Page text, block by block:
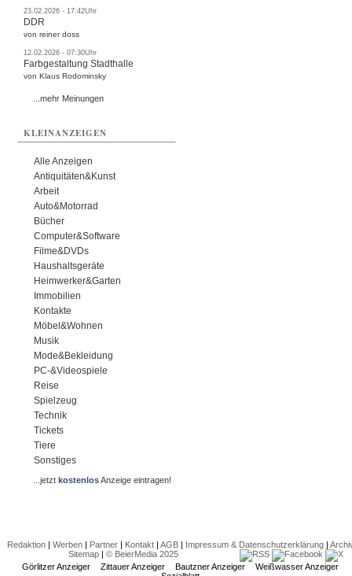
23.02.2026 - 17:42Uhr
DDR
von reiner doss
12.02.2026 - 07:30Uhr
Farbgestaltung Stadthalle
von Klaus Rodominsky
...mehr Meinungen
KLEINANZEIGEN
Alle Anzeigen
Antiquitäten&Kunst
Arbeit
Auto&Motorrad
Bücher
Computer&Software
Filme&DVDs
Haushaltsgeräte
Heimwerker&Garten
Immobilien
Kontakte
Möbel&Wohnen
Musik
Mode&Bekleidung
PC-&Videospiele
Reise
Spielzeug
Technik
Tickets
Tiere
Sonstiges
...jetztkostenlosAnzeige eintragen!
Redaktion| Werben| Partner| Kontakt| AGB| Impressum & Datenschutzerklärung|
Sitemap| © BeierMedia 2025
Görlitzer Anzeiger
Zittauer Anzeiger Bautzner Anzeiger
Weißwasser Anzeiger